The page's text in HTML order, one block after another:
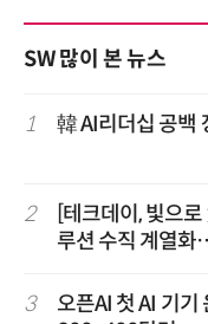
SW 많이 본 뉴스
1 韓 AI리더십 공백
2
[테크데이, 빛으
루션 수직 계열
3
오픈AI 첫 AI 기